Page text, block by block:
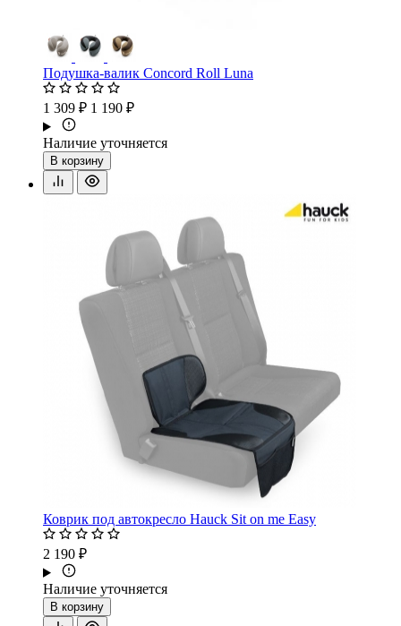
Подушка-валик Concord Roll Luna
1 309 ₽ 1 190 ₽
Наличие уточняется
В корзину
Коврик под автокресло Hauck Sit on me Easy
2 190 ₽
Наличие уточняется
В корзину